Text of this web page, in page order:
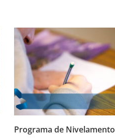
Programa de Nivelamento